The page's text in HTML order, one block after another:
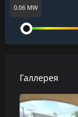
0.06 MW
Галлерея